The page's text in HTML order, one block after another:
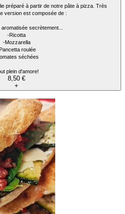
préparé à partir de notre pâte à pizza. Très
version est composée de :
secrètement...
-Ricotta
-Mozzarella
roulée
séchées
plein d'amore!
8,50 €
+